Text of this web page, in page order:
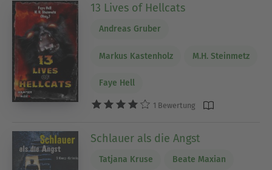
13 Lives of Hellcats
Andreas Gruber
Markus Kastenholz M.H. Steinmetz
Faye Hell
1 Bewertung
Schlauer als die Angst
Tatjana Kruse Beate Maxian